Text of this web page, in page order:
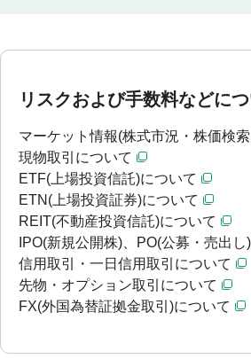
リスクおよび手数料などに
マーケット情報(株式市況・株価検
現物取引について
ETF(上場投資信託)について
ETN(上場投資証券)について
REIT(不動産投資信託)について
IPO(新規公開株)、PO(公募・売出し
信用取引・一日信用取引について
先物・オプション取引について
FX(外国為替証拠金取引)について